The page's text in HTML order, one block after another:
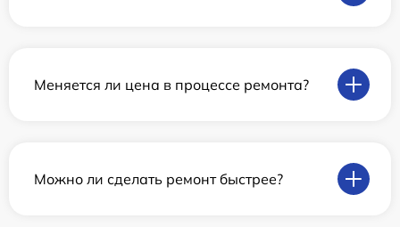
Меняется ли цена в процессе ремонта?
Можно ли сделать ремонт быстрее?